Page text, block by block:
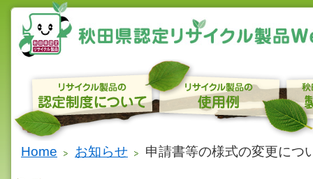
Home お知らせ 申請書等の様式の変更につ